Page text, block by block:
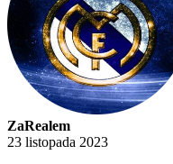
ZaRealem
23 listopada 2023